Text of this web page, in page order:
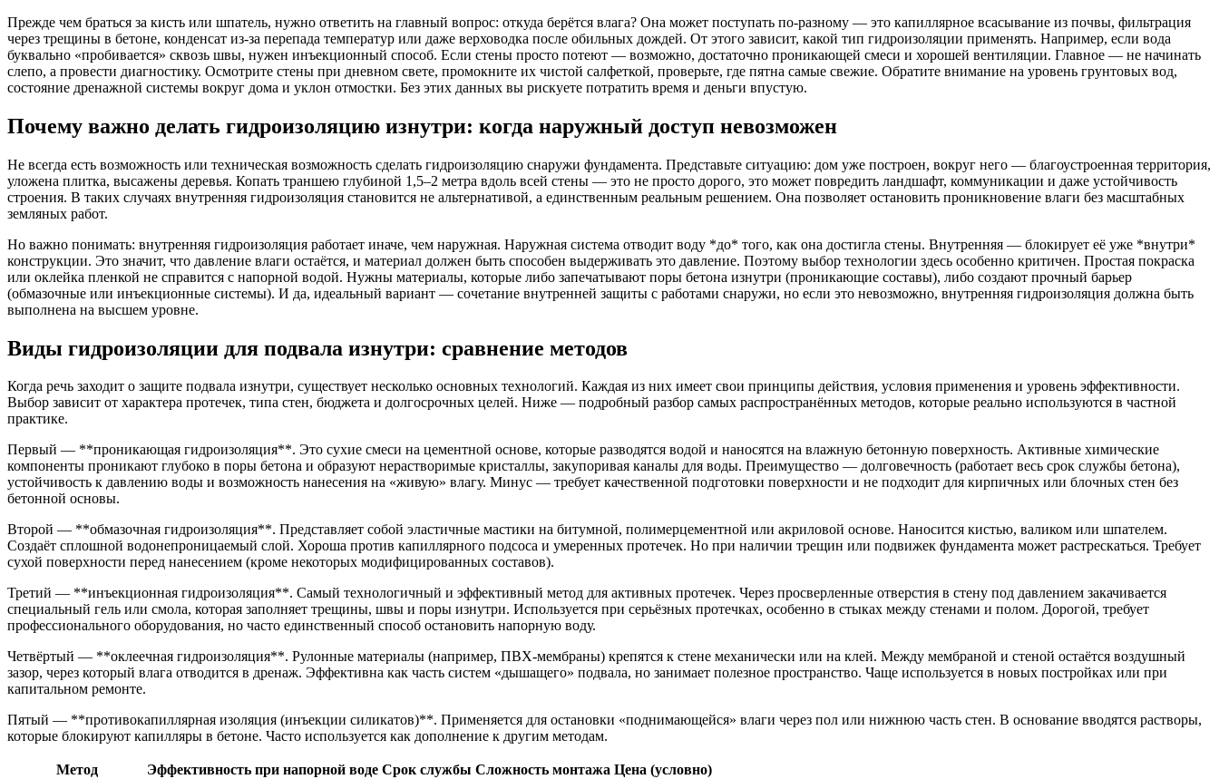
Прежде чем браться за кисть или шпатель, нужно ответить на главный вопрос: откуда берётся влага? Она может поступать по-разному — это капиллярное всасывание из почвы, фильтрация
через трещины в бетоне, конденсат из-за перепада температур или даже верховодка после обильных дождей. От этого зависит, какой тип гидроизоляции применять. Например, если вода
буквально «пробивается» сквозь швы, нужен инъекционный способ. Если стены просто потеют — возможно, достаточно проникающей смеси и хорошей вентиляции. Главное — не начинать
слепо, а провести диагностику. Осмотрите стены при дневном свете, промокните их чистой салфеткой, проверьте, где пятна самые свежие. Обратите внимание на уровень грунтовых вод,
состояние дренажной системы вокруг дома и уклон отмостки. Без этих данных вы рискуете потратить время и деньги впустую.
Почему важно делать гидроизоляцию изнутри: когда наружный доступ невозможен
Не всегда есть возможность или техническая возможность сделать гидроизоляцию снаружи фундамента. Представьте ситуацию: дом уже построен, вокруг него — благоустроенная территория,
уложена плитка, высажены деревья. Копать траншею глубиной 1,5–2 метра вдоль всей стены — это не просто дорого, это может повредить ландшафт, коммуникации и даже устойчивость
строения. В таких случаях внутренняя гидроизоляция становится не альтернативой, а единственным реальным решением. Она позволяет остановить проникновение влаги без масштабных
земляных работ.
Но важно понимать: внутренняя гидроизоляция работает иначе, чем наружная. Наружная система отводит воду *до* того, как она достигла стены. Внутренняя — блокирует её уже *внутри*
конструкции. Это значит, что давление влаги остаётся, и материал должен быть способен выдерживать это давление. Поэтому выбор технологии здесь особенно критичен. Простая покраска
или оклейка пленкой не справится с напорной водой. Нужны материалы, которые либо запечатывают поры бетона изнутри (проникающие составы), либо создают прочный барьер
(обмазочные или инъекционные системы). И да, идеальный вариант — сочетание внутренней защиты с работами снаружи, но если это невозможно, внутренняя гидроизоляция должна быть
выполнена на высшем уровне.
Виды гидроизоляции для подвала изнутри: сравнение методов
Когда речь заходит о защите подвала изнутри, существует несколько основных технологий. Каждая из них имеет свои принципы действия, условия применения и уровень эффективности.
Выбор зависит от характера протечек, типа стен, бюджета и долгосрочных целей. Ниже — подробный разбор самых распространённых методов, которые реально используются в частной
практике.
Первый — **проникающая гидроизоляция**. Это сухие смеси на цементной основе, которые разводятся водой и наносятся на влажную бетонную поверхность. Активные химические
компоненты проникают глубоко в поры бетона и образуют нерастворимые кристаллы, закупоривая каналы для воды. Преимущество — долговечность (работает весь срок службы бетона),
устойчивость к давлению воды и возможность нанесения на «живую» влагу. Минус — требует качественной подготовки поверхности и не подходит для кирпичных или блочных стен без
бетонной основы.
Второй — **обмазочная гидроизоляция**. Представляет собой эластичные мастики на битумной, полимерцементной или акриловой основе. Наносится кистью, валиком или шпателем.
Создаёт сплошной водонепроницаемый слой. Хороша против капиллярного подсоса и умеренных протечек. Но при наличии трещин или подвижек фундамента может растрескаться. Требует
сухой поверхности перед нанесением (кроме некоторых модифицированных составов).
Третий — **инъекционная гидроизоляция**. Самый технологичный и эффективный метод для активных протечек. Через просверленные отверстия в стену под давлением закачивается
специальный гель или смола, которая заполняет трещины, швы и поры изнутри. Используется при серьёзных протечках, особенно в стыках между стенами и полом. Дорогой, требует
профессионального оборудования, но часто единственный способ остановить напорную воду.
Четвёртый — **оклеечная гидроизоляция**. Рулонные материалы (например, ПВХ-мембраны) крепятся к стене механически или на клей. Между мембраной и стеной остаётся воздушный
зазор, через который влага отводится в дренаж. Эффективна как часть систем «дышащего» подвала, но занимает полезное пространство. Чаще используется в новых постройках или при
капитальном ремонте.
Пятый — **противокапиллярная изоляция (инъекции силикатов)**. Применяется для остановки «поднимающейся» влаги через пол или нижнюю часть стен. В основание вводятся растворы,
которые блокируют капилляры в бетоне. Часто используется как дополнение к другим методам.
Метод Эффективность при напорной воде Срок службы Сложность монтажа Цена (условно)